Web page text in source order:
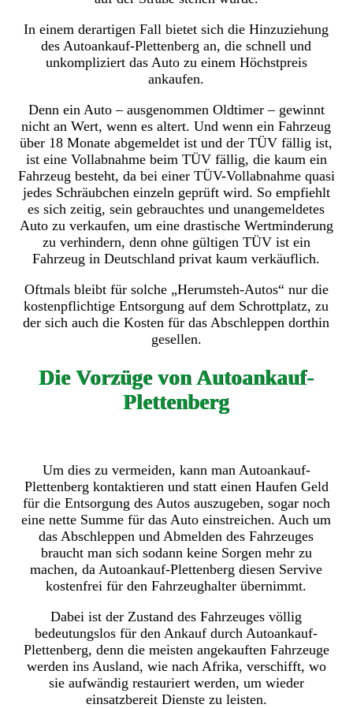
In einem derartigen Fall bietet sich die Hinzuziehung
des Autoankauf-Plettenberg an, die schnell und
unkompliziert das Auto zu einem Höchstpreis
ankaufen.
Denn ein Auto – ausgenommen Oldtimer – gewinnt
nicht an Wert, wenn es altert. Und wenn ein Fahrzeug
über 18 Monate abgemeldet ist und der TÜV fällig ist,
ist eine Vollabnahme beim TÜV fällig, die kaum ein
Fahrzeug besteht, da bei einer TÜV-Vollabnahme quasi
jedes Schräubchen einzeln geprüft wird. So empfiehlt
es sich zeitig, sein gebrauchtes und unangemeldetes
Auto zu verkaufen, um eine drastische Wertminderung
zu verhindern, denn ohne gültigen TÜV ist ein
Fahrzeug in Deutschland privat kaum verkäuflich.
Oftmals bleibt für solche „Herumsteh-Autos“ nur die
kostenpflichtige Entsorgung auf dem Schrottplatz, zu
der sich auch die Kosten für das Abschleppen dorthin
gesellen.
Die Vorzüge von Autoankauf-
Plettenberg
Um dies zu vermeiden, kann man Autoankauf-
Plettenberg kontaktieren und statt einen Haufen Geld
für die Entsorgung des Autos auszugeben, sogar noch
eine nette Summe für das Auto einstreichen. Auch um
das Abschleppen und Abmelden des Fahrzeuges
braucht man sich sodann keine Sorgen mehr zu
machen, da Autoankauf-Plettenberg diesen Servive
kostenfrei für den Fahrzeughalter übernimmt.
Dabei ist der Zustand des Fahrzeuges völlig
bedeutungslos für den Ankauf durch Autoankauf-
Plettenberg, denn die meisten angekauften Fahrzeuge
werden ins Ausland, wie nach Afrika, verschifft, wo
sie aufwändig restauriert werden, um wieder
einsatzbereit Dienste zu leisten.